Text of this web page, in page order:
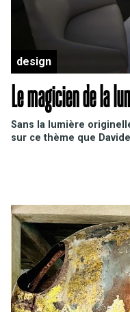
design
Le magicien de la
Sans la lumière
sur ce thème que